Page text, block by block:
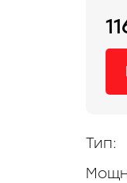
Тип: